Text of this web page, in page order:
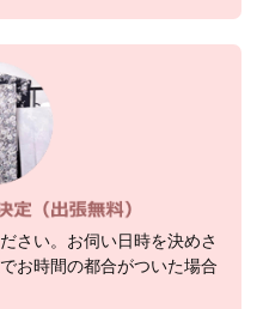
さい。お伺い日時を決めさ
お時間の都合がついた場合